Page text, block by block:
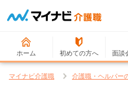
ホーム 初めての方へ 面談
マイナビ介護職 介護職・ヘルパー